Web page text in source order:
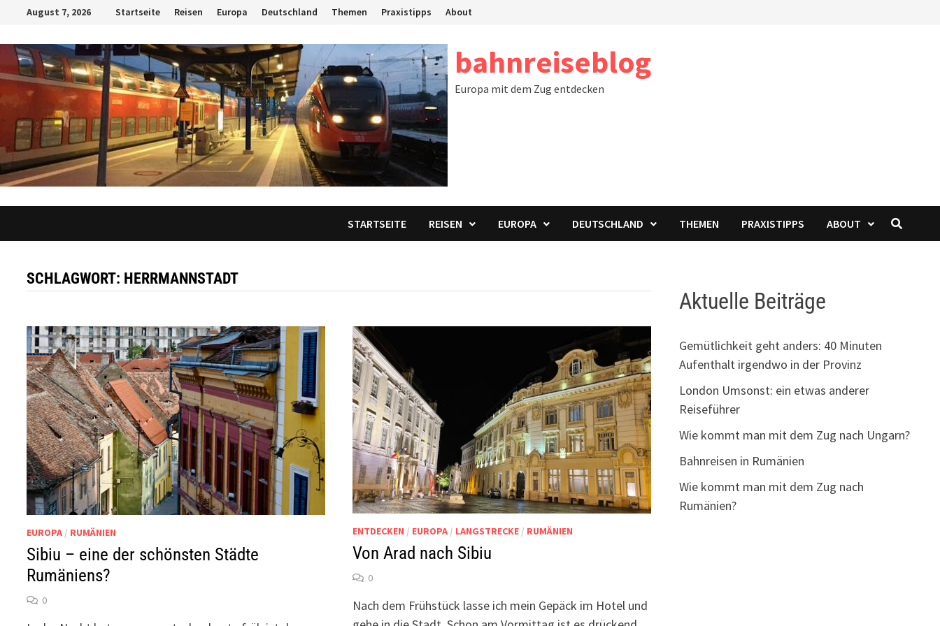
springen
August 7, 2026 Startseite Reisen Europa Deutschland Themen Praxistipps About
bahnreiseblog
Europa mit dem Zug entdecken
STARTSEITE REISEN EUROPA DEUTSCHLAND THEMEN PRAXISTIPPS ABOUT
SCHLAGWORT: HERRMANNSTADT
EUROPA / RUMÄNIEN
Sibiu – eine der schönsten Städte
Rumäniens?
0
ENTDECKEN / EUROPA/ LANGSTRECKE/ RUMÄNIEN
Von Arad nach Sibiu
0
Nach dem Frühstück lasse ich mein Gepäck im Hotel und
Aktuelle Beiträge
Gemütlichkeit geht anders: 40 Minuten
Aufenthalt irgendwo in der Provinz
London Umsonst: ein etwas anderer
Reiseführer
Wie kommt man mit dem Zug nach Ungarn?
Bahnreisen in Rumänien
Wie kommt man mit dem Zug nach
Rumänien?